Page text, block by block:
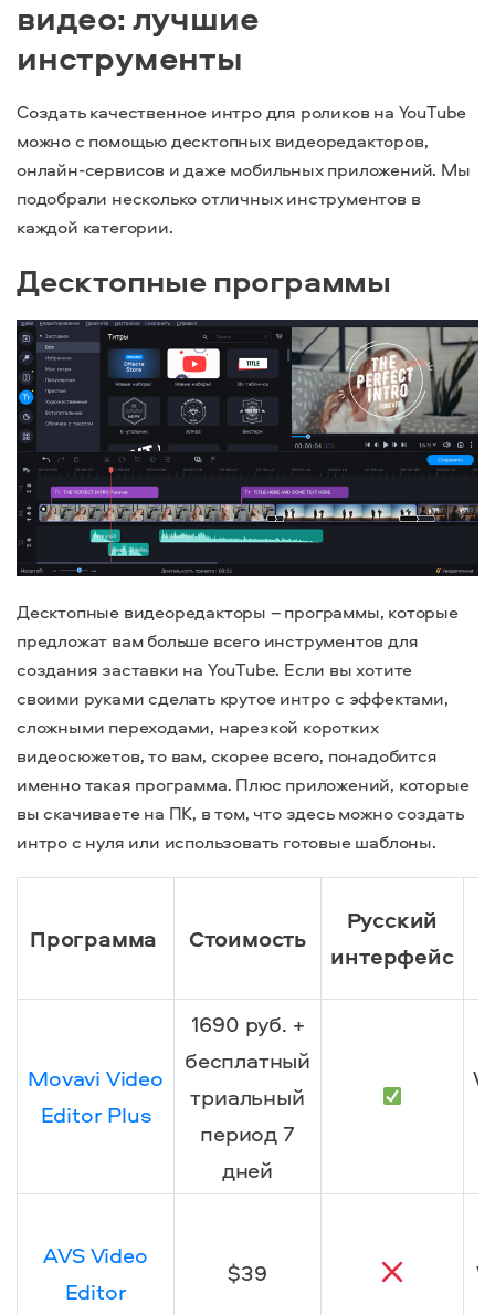
видео: лучшие
инструменты
Создать качественное интро для роликов на YouTube
можно с помощью десктопных видеоредакторов,
онлайн-сервисов и даже мобильных приложений. Мы
подобрали несколько отличных инструментов в
каждой категории.
Десктопные программы
Десктопные видеоредакторы – программы, которые
предложат вам больше всего инструментов для
создания заставки на YouTube. Если вы хотите
своими руками сделать крутое интро с эффектами,
сложными переходами, нарезкой коротких
видеосюжетов, то вам, скорее всего, понадобится
именно такая программа. Плюс приложений, которые
вы скачиваете на ПК, в том, что здесь можно создать
интро с нуля или использовать готовые шаблоны.
Программа Стоимость
Русский
интерфейс
Movavi Video
Editor Plus
1690 руб. +
бесплатный
триальный
период 7
дней
AVS Video
Editor
$39